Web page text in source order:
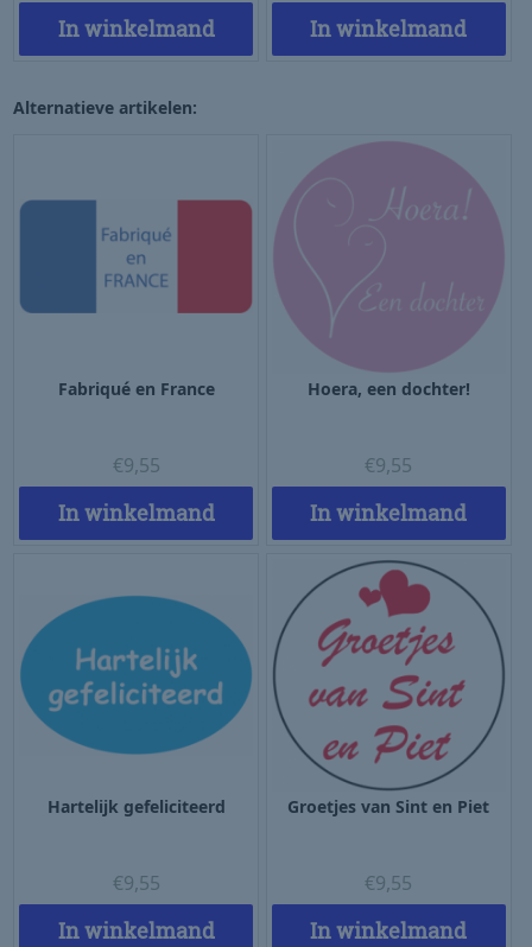
In winkelmand In winkelmand
Alternatieve artikelen:
Fabriqué en France
€9,55
In winkelmand
Hoera, een dochter!
€9,55
In winkelmand
Hartelijk gefeliciteerd
€9,55
In winkelmand
Groetjes van Sint en Piet
€9,55
In winkelmand